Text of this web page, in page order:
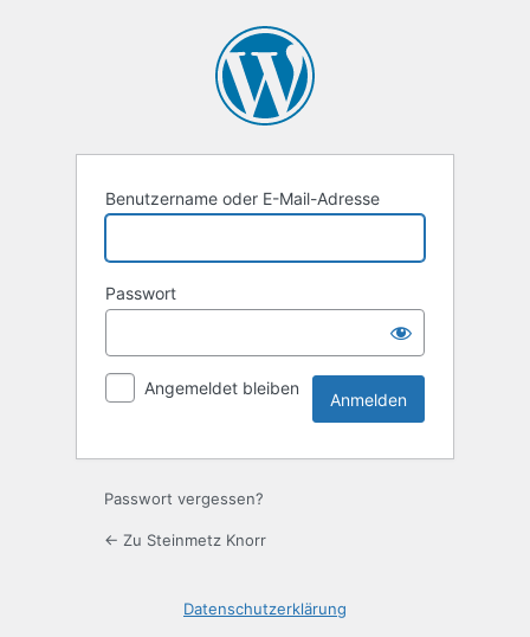
Benutzername oder E-Mail-Adresse
Passwort
Angemeldet bleiben
Passwort vergessen?
← Zu Steinmetz Knorr
Datenschutzerklärung